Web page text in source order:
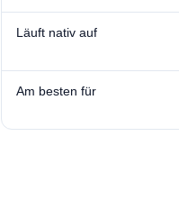
Läuft nativ auf
Am besten für